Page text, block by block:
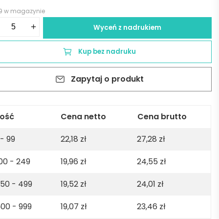
w magazynie
+ Wyceń z nadrukiem
Kup bez nadruku
Zapytaj o produkt
Cena netto
Cena brutto
- 99
22,18 zł 27,28 zł
- 249
19,96 zł 24,55 zł
- 499
19,52 zł 24,01 zł
- 999
19,07 zł 23,46 zł